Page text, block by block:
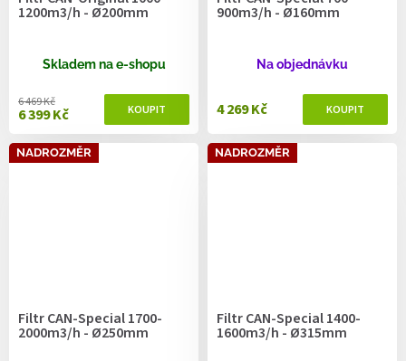
1200m3/h - Ø200mm
Skladem na e-shopu
6 399 Kč
6 469 Kč
900m3/h - Ø160mm
Na objednávku
4 269 Kč
NADROZMĚR
Filtr CAN-Special 1700-
2000m3/h - Ø250mm
NADROZMĚR
Filtr CAN-Special 1400-
1600m3/h - Ø315mm